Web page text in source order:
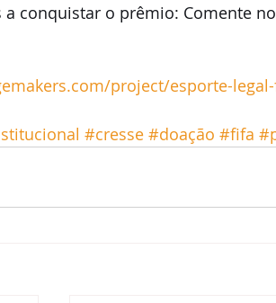
conquistar o prêmio: Comente
project/esporte-
#cresse #doação #fifa